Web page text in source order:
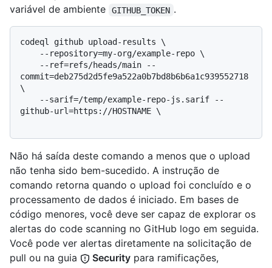
variável de ambiente
GITHUB_TOKEN .
codeql github upload-results \
commit=deb275d2d5fe9a522a0b7bd8b6b6a1c939552718
\
github-url=https://HOSTNAME \
Não há saída deste comando a menos que o upload
não tenha sido bem-sucedido. A instrução de
comando retorna quando o upload foi concluído e o
processamento de dados é iniciado. Em bases de
código menores, você deve ser capaz de explorar os
alertas do code scanning no GitHub logo em seguida.
Você pode ver alertas diretamente na solicitação de
pull ou na guia
Security para ramificações,